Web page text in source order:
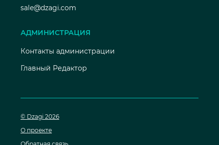
sale@dzagi.com
АДМИНИСТРАЦИЯ
Контакты администрации
Главный Редактор
© Dzagi 2026
О проекте